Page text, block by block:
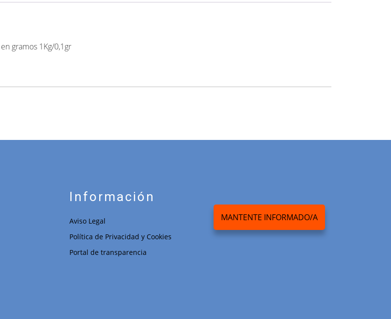
gramos 1Kg/0,1gr
Información
Aviso Legal
Política de Privacidad y Cookies
Portal de transparencia
MANTENTE INFORMADO/A